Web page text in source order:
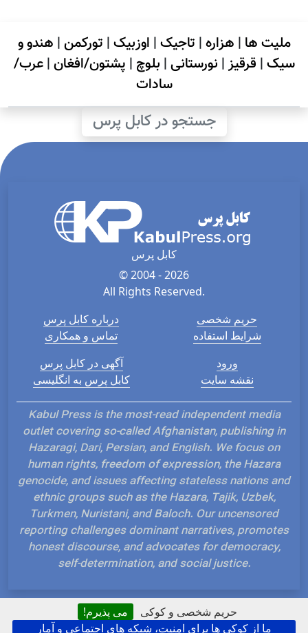
حریم شخصی و کوکی
می پذیرم!
ما از کوکی ها برای امنیت، شبکه های اجتماعی و آمار
ملیت ها | هزاره| تاجیک| اوزبیک| تورکمن| هندو و
سیک| قرقیز| نورستانی| بلوچ | پشتون/افغان|عرب/
سادات
جستجو در کابل پرس
کابل پرس
© 2004 - 2026
All Rights Reserved.
درباره کابل پرس
تماس و همکاری
حریم شخصی
شرایط استفاده
آگهی در کابل پرس
کابل پرس به انگلیسی
ورود
نقشه سایت
Kabul Press is the most-read independent media
outlet covering so-called Afghanistan, publishing in
Hazaragi, Dari, Persian, and English. We focus on
human rights, freedom of expression, the Hazara
genocide, and issues affecting stateless nations and
ethnic groups such as the Hazara, Tajik, Uzbek,
Turkmen, Nuristani, and Baloch. Our uncensored
reporting challenges dominant narratives, promotes
honest discourse, and advocates for democracy,
self-determination, and social justice.
Hosted and Developed by IP Plans